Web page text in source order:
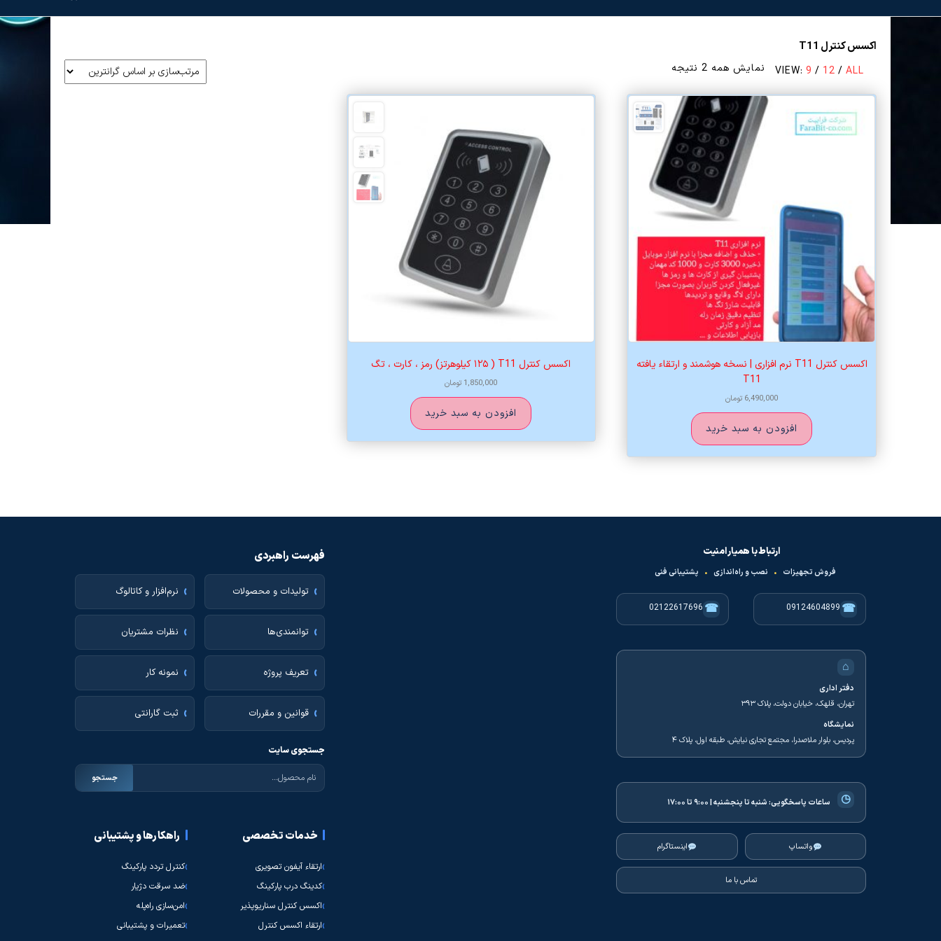
اکسس کنترل T11
VIEW: 9 / 12 / ALL نمایش همه 2 نتیجه
اساس
قیمت:
زیاد
به
کم
اکسس کنترل T11 نرم افزاری | نسخه هوشمند و ارتقاء یافته
T11
6,490,000 تومان
افزودن به سبد خرید
اکسس کنترل T11 ( ۱۲۵ کیلوهرتز) رمز ، کارت ، تگ
1,850,000 تومان
افزودن به سبد خرید
ارتباط با همیار امنیت
فروش تجهیزات • نصب و راه‌اندازی • پشتیبانی فنی
☎
09124604899
☎
02122617696
⌂
دفتر اداری
تهران، قلهک، خیابان دولت، پلاک ۳۹۳
نمایشگاه
پردیس، بلوار ملاصدرا، مجتمع تجاری نیایش، طبقه اول، پلاک ۴
◷ ساعات پاسخگویی:شنبه تا پنجشنبه | ۹:۰۰ تا ۱۷:۰۰
واتساپ اینستاگرام
تماس با ما
فهرست راهبردی
تولیدات و محصولات نرم‌افزار و کاتالوگ
توانمندی‌ها نظرات مشتریان
تعریف پروژه نمونه کار
قوانین و مقررات ثبت گارانتی
جستجوی سایت
جستجو
خدمات تخصصی
ارتقاء آیفون تصویری
کدینگ درب پارکینگ
اکسس کنترل سناریوپذیر
ارتقاء اکسس کنترل
راهکارها و پشتیبانی
کنترل تردد پارکینگ
ضد سرقت دژیار
امن‌سازی راه‌پله
تعمیرات و پشتیبانی